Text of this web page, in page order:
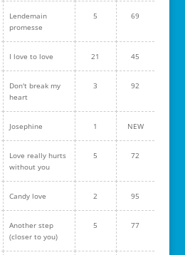
Lendemain
promesse
5 69
I love to love 21 45
Don't break my
heart
3 92
Josephine 1 NEW
Love really hurts
without you
5 72
Candy love 2 95
Another step
(closer to you)
5 77